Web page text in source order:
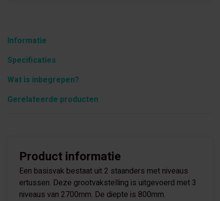
Informatie
Specificaties
Wat is inbegrepen?
Gerelateerde producten
Product informatie
Een basisvak bestaat uit 2 staanders met niveaus
ertussen. Deze grootvakstelling is uitgevoerd met 3
niveaus van 2700mm. De diepte is 800mm.